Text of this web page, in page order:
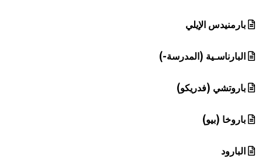
بارمنيدس الإيلي
البارناسـية (المدرسة-)
باروتشي (فدريكو)
باروخا (بيو)
البارود